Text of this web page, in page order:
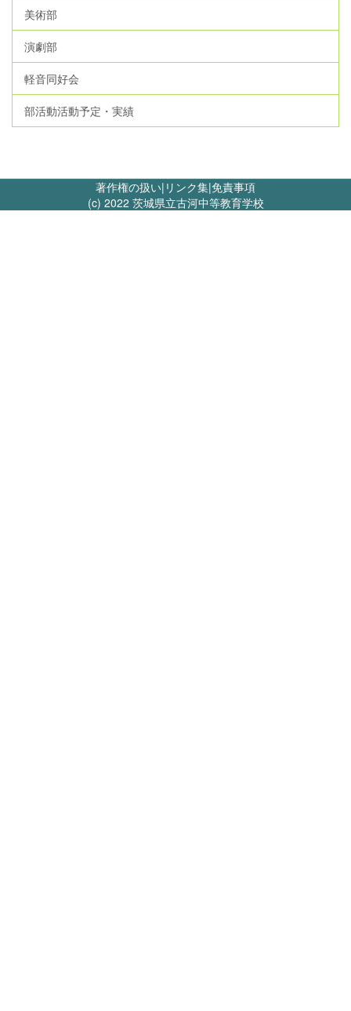
美術部
演劇部
軽音同好会
部活動活動予定・実績
著作権の扱い| リンク集|免責事項
(c) 2022 茨城県立古河中等教育学校